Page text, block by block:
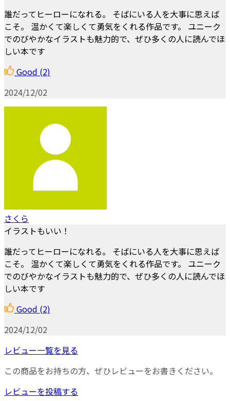
誰だってヒーローになれる。 そばにいる人を大事に思えば
こそ。 温かくて楽しくて勇気をくれる作品です。 ユニーク
でのびやかなイラストも魅力的で、ぜひ多くの人に読んでほ
しい本です
Good (2)
2024/12/02
さくら
イラストもいい！
誰だってヒーローになれる。 そばにいる人を大事に思えば
こそ。 温かくて楽しくて勇気をくれる作品です。 ユニーク
でのびやかなイラストも魅力的で、ぜひ多くの人に読んでほ
しい本です
Good (2)
2024/12/02
レビュー一覧を見る
この商品をお持ちの方、ぜひレビューをお書きください。
レビューを投稿する